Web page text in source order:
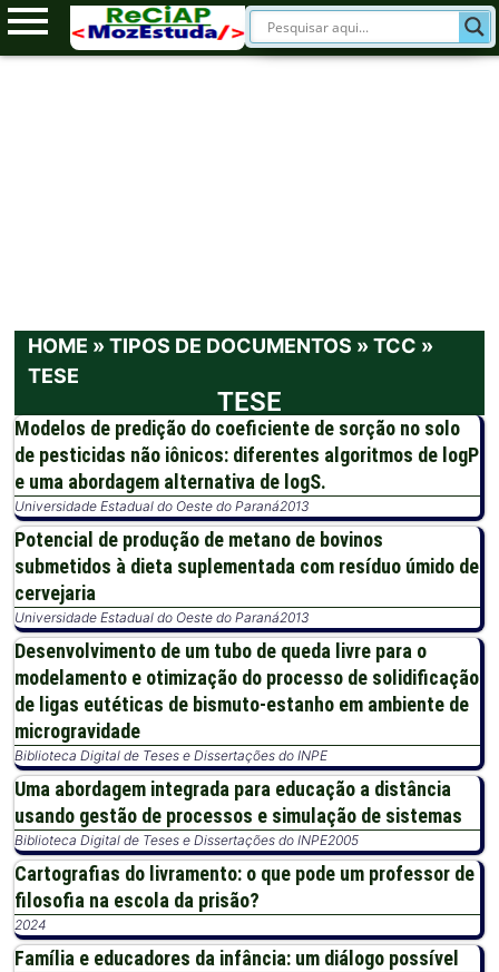
HOME »TIPOS DE DOCUMENTOS »TCC »
TESE
TESE
Modelos de predição do coeficiente de sorção no solo
de pesticidas não iônicos: diferentes algoritmos de logP
e uma abordagem alternativa de logS.
Universidade Estadual do Oeste do Paraná2013
Potencial de produção de metano de bovinos
submetidos à dieta suplementada com resíduo úmido de
cervejaria
Universidade Estadual do Oeste do Paraná2013
Desenvolvimento de um tubo de queda livre para o
modelamento e otimização do processo de solidificação
de ligas eutéticas de bismuto-estanho em ambiente de
microgravidade
Biblioteca Digital de Teses e Dissertações do INPE
Uma abordagem integrada para educação a distância
usando gestão de processos e simulação de sistemas
Biblioteca Digital de Teses e Dissertações do INPE2005
Cartografias do livramento: o que pode um professor de
filosofia na escola da prisão?
2024
Família e educadores da infância: um diálogo possível